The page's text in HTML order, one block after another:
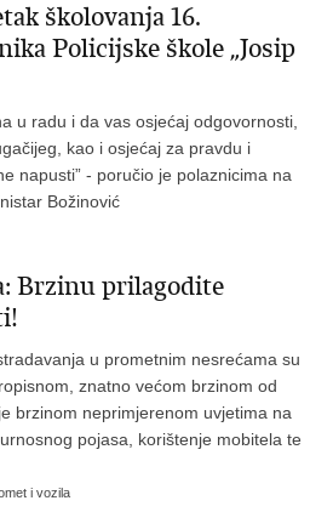
školovanja 16.
Policijske škole „Josip
u radu i da vas osjećaj odgovornosti,
kao i osjećaj za pravdu i
napusti” - poručio je polaznicima na
Božinović
Brzinu prilagodite
u prometnim nesrećama su
znatno većom brzinom od
brzinom neprimjerenom uvjetima na
pojasa, korištenje mobitela te
i vozila